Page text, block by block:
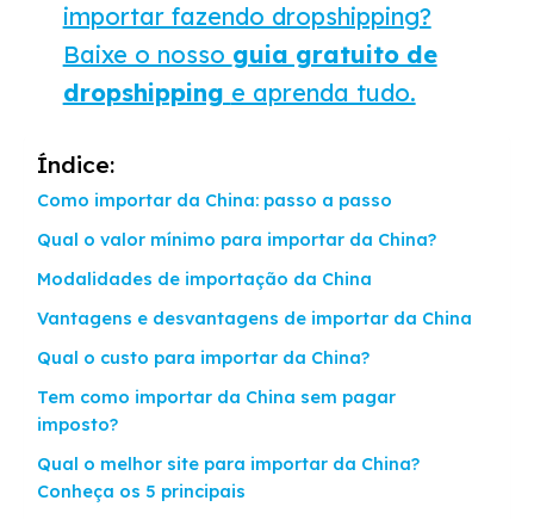
importar fazendo dropshipping?
Baixe o nosso guia gratuito de
dropshipping e aprenda tudo.
Índice:
Como importar da China: passo a passo
Qual o valor mínimo para importar da China?
Modalidades de importação da China
Vantagens e desvantagens de importar da China
Qual o custo para importar da China?
Tem como importar da China sem pagar
imposto?
Qual o melhor site para importar da China?
Conheça os 5 principais